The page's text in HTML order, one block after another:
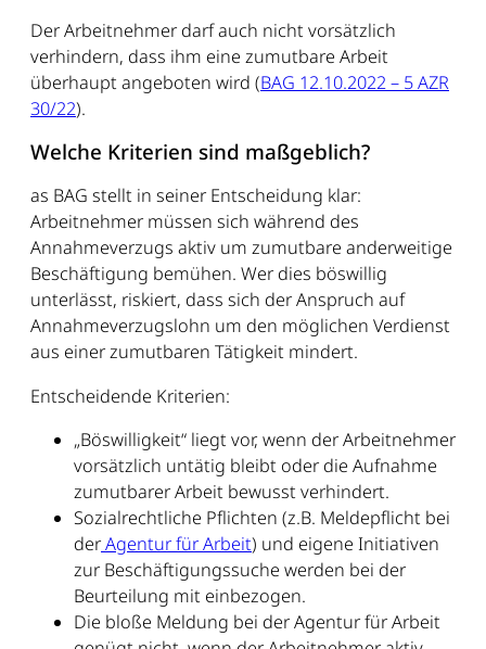
Der Arbeitnehmer darf auch nicht vorsätzlich
verhindern, dass ihm eine zumutbare Arbeit
überhaupt angeboten wird (BAG 12.10.2022 – 5 AZR
30/22).
Welche Kriterien sind maßgeblich?
as BAG stellt in seiner Entscheidung klar:
Arbeitnehmer müssen sich während des
Annahmeverzugs aktiv um zumutbare anderweitige
Beschäftigung bemühen. Wer dies böswillig
unterlässt, riskiert, dass sich der Anspruch auf
Annahmeverzugslohn um den möglichen Verdienst
aus einer zumutbaren Tätigkeit mindert.
Entscheidende Kriterien:
„Böswilligkeit“ liegt vor, wenn der Arbeitnehmer
vorsätzlich untätig bleibt oder die Aufnahme
zumutbarer Arbeit bewusst verhindert.
Sozialrechtliche Pflichten (z.B. Meldepflicht bei
derAgentur für Arbeit) und eigene Initiativen
zur Beschäftigungssuche werden bei der
Beurteilung mit einbezogen.
Die bloße Meldung bei der Agentur für Arbeit